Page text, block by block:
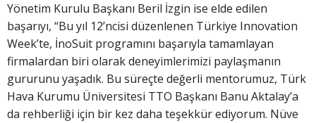
Yönetim Kurulu Başkanı Beril İzgin ise elde edilen
başarıyı, “Bu yıl 12’ncisi düzenlenen Türkiye Innovation
Week’te, İnoSuit programını başarıyla tamamlayan
firmalardan biri olarak deneyimlerimizi paylaşmanın
gururunu yaşadık. Bu süreçte değerli mentorumuz, Türk
Hava Kurumu Üniversitesi TTO Başkanı Banu Aktalay’a
da rehberliği için bir kez daha teşekkür ediyorum. Nüve